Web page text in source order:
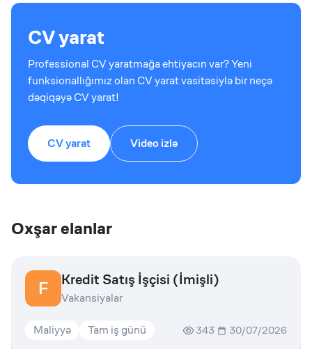
CV yarat
Professional CV yaratmağa ehtiyacın var? Yeni
funksionallığımız olan CV yarat vasitəsiylə bir neçə
dəqiqəyə CV yarat!
CV yarat Video izlə
Oxşar elanlar
F Kredit Satış İşçisi (İmişli)
Vakansiyalar
Maliyyə Tam iş günü 343 30/07/2026